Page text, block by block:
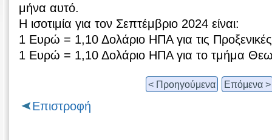
μήνα αυτό.
Η ισοτιμία για τον Σεπτέμβριο 2024 είναι:
1 Eυρώ = 1,10 Δολάριο ΗΠΑ για τις
1 Ευρώ = 1,10 Δολάριο ΗΠΑ για το τμήμα
< Προηγούμενα Επόμενα >
Επιστροφή